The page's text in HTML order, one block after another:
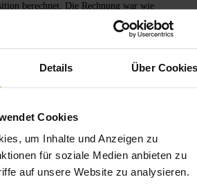
Details Über
Cookies
um Inhalte und Anzeigen zu
für soziale Medien anbieten zu
auf unsere Website zu analysieren.
berechnet. Die Rechnung war wie
und es waren keine unvorhergesehenen
Rechnung wurde uns auch die fachgerechte
bescheinigt, was von der Versicherung zur
jedem empfehlen, der eine Tankdemontage